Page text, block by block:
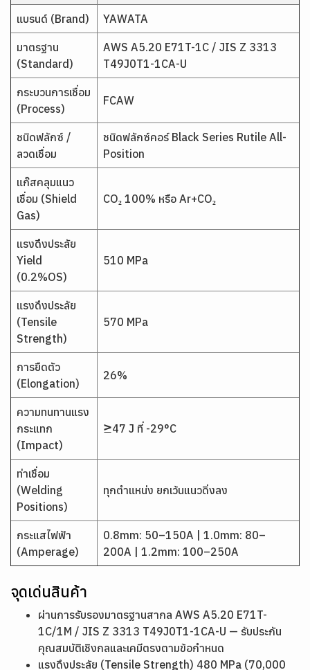
แบรนด์ (Brand) YAWATA
มาตรฐาน
(Standard)
AWS A5.20 E71T-1C / JIS Z 3313
T49J0T1-1CA-U
กระบวนการเชื่อม
(Process)
FCAW
ชนิดฟลักซ์ /
ลวดเชื่อม
ชนิดฟลักซ์คอร์ Black Series Rutile All-
Position
แก๊สคลุมแนว
เชื่อม (Shield
Gas)
CO₂ 100% หรือ Ar+CO₂
แรงดึงประลัย
Yield
(0.2%OS)
510 MPa
แรงดึงประลัย
(Tensile
Strength)
570 MPa
การยืดตัว
(Elongation)
26%
ความทนทานแรง
กระแทก
(Impact)
≥47 J ที่ -29°C
ท่าเชื่อม
(Welding
Positions)
ทุกตำแหน่ง ยกเว้นแนวดิ่งลง
กระแสไฟฟ้า
(Amperage)
0.8mm: 50–150A | 1.0mm: 80–
200A | 1.2mm: 100–250A
จุดเด่นสินค้า
ผ่านการรับรองมาตรฐานสากล AWS A5.20 E71T-
1C/1M / JIS Z 3313 T49J0T1-1CA-U — รับประกัน
คุณสมบัติเชิงกลและเคมีตรงตามข้อกำหนด
แรงดึงประลัย (Tensile Strength) 480 MPa (70,000